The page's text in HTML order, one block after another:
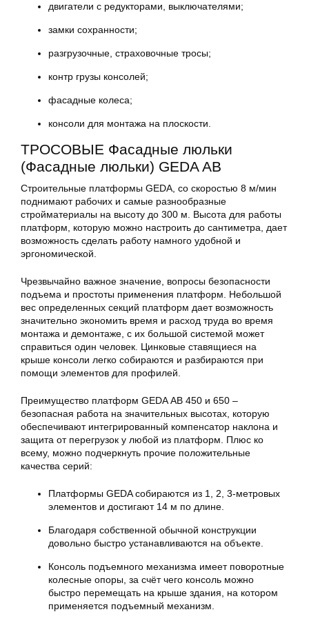
двигатели с редукторами, выключателями;
замки сохранности;
разгрузочные, страховочные тросы;
контр грузы консолей;
фасадные колеса;
консоли для монтажа на плоскости.
ТРОСОВЫЕ Фасадные люльки
(Фасадные люльки) GEDA AB
Строительные платформы GEDA, со скоростью 8 м/мин
поднимают рабочих и самые разнообразные
стройматериалы на высоту до 300 м. Высота для работы
платформ, которую можно настроить до сантиметра, дает
возможность сделать работу намного удобной и
эргономической.
Чрезвычайно важное значение, вопросы безопасности
подъема и простоты применения платформ. Небольшой
вес определенных секций платформ дает возможность
значительно экономить время и расход труда во время
монтажа и демонтаже, с их большой системой может
справиться один человек. Цинковые ставящиеся на
крыше консоли легко собираются и разбираются при
помощи элементов для профилей.
Преимущество платформ GEDA АВ 450 и 650 –
безопасная работа на значительных высотах, которую
обеспечивают интегрированный компенсатор наклона и
защита от перегрузок у любой из платформ. Плюс ко
всему, можно подчеркнуть прочие положительные
качества серий:
Платформы GEDA собираются из 1, 2, 3-метровых
элементов и достигают 14 м по длине.
Благодаря собственной обычной конструкции
довольно быстро устанавливаются на объекте.
Консоль подъемного механизма имеет поворотные
колесные опоры, за счёт чего консоль можно
быстро перемещать на крыше здания, на котором
применяется подъемный механизм.